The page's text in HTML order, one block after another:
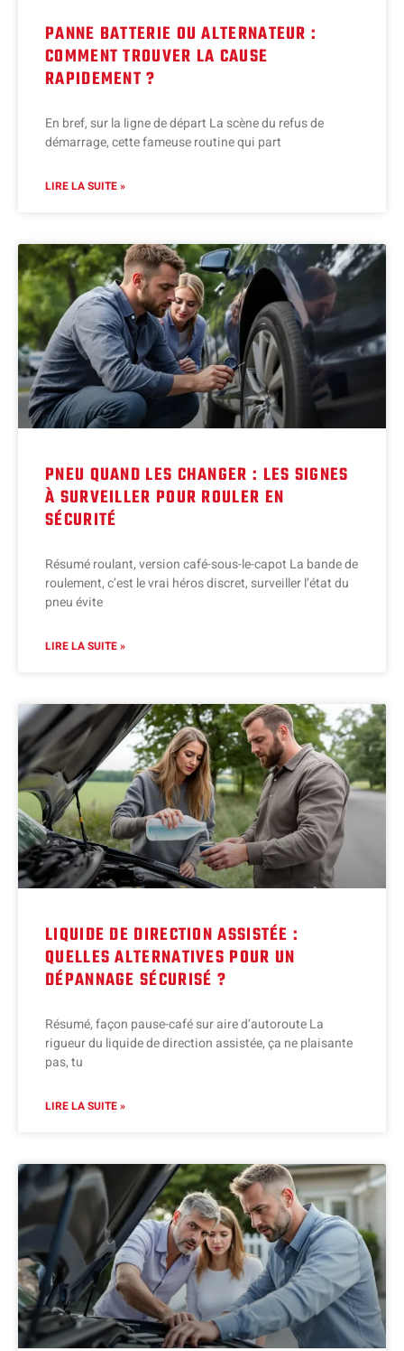
PANNE BATTERIE OU ALTERNATEUR :
COMMENT TROUVER LA CAUSE
RAPIDEMENT ?
En bref, sur la ligne de départ La scène du refus de
démarrage, cette fameuse routine qui part
LIRE LA SUITE »
PNEU QUAND LES CHANGER : LES SIGNES
À SURVEILLER POUR ROULER EN
SÉCURITÉ
Résumé roulant, version café-sous-le-capot La bande de
roulement, c’est le vrai héros discret, surveiller l’état du
pneu évite
LIRE LA SUITE »
LIQUIDE DE DIRECTION ASSISTÉE :
QUELLES ALTERNATIVES POUR UN
DÉPANNAGE SÉCURISÉ ?
Résumé, façon pause-café sur aire d’autoroute La
rigueur du liquide de direction assistée, ça ne plaisante
pas, tu
LIRE LA SUITE »